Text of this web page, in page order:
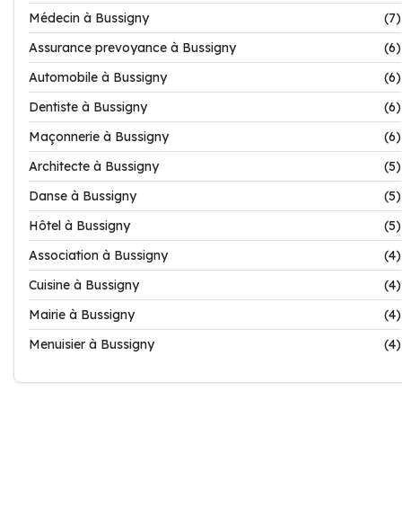
Médecin à Bussigny
(7)
Assurance prevoyance à Bussigny
(6)
Automobile à Bussigny
(6)
Dentiste à Bussigny
(6)
Maçonnerie à Bussigny
(6)
Architecte à Bussigny
(5)
Danse à Bussigny
(5)
Hôtel à Bussigny
(5)
Association à Bussigny
(4)
Cuisine à Bussigny
(4)
Mairie à Bussigny
(4)
Menuisier à Bussigny
(4)